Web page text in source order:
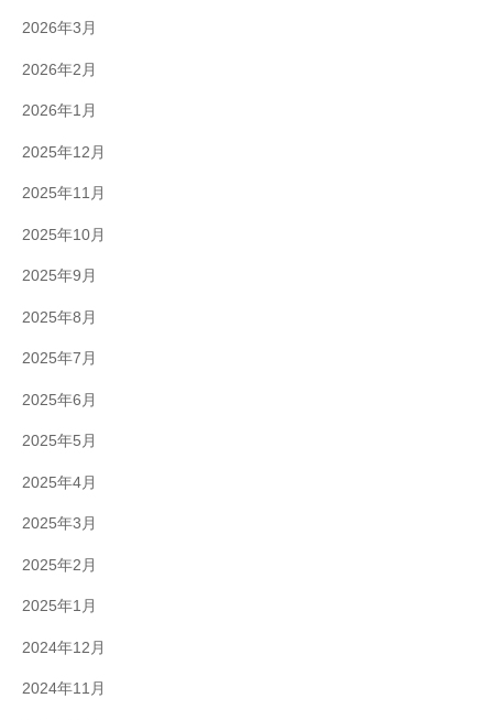
2026年3月
2026年2月
2026年1月
2025年12月
2025年11月
2025年10月
2025年9月
2025年8月
2025年7月
2025年6月
2025年5月
2025年4月
2025年3月
2025年2月
2025年1月
2024年12月
2024年11月